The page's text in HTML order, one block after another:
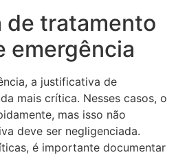
tratamento
emergência
a justificativa de
mais crítica. Nesses casos, o
mas isso não
deve ser negligenciada.
é importante documentar